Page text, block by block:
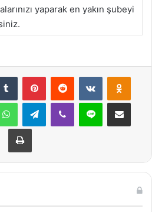
yaparak en yakın şubeyi
Tumblr PinterestReddit VKontakte
WhatsAppTelegramViber Line E-Posta ile
Yazdır